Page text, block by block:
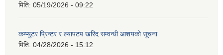
मिति: 05/19/2026 - 09:22
कम्प्युटर प्रिन्टर र ल्यापटप खरिद सम्वन्धी आशयको सूचना
मिति: 04/28/2026 - 15:12